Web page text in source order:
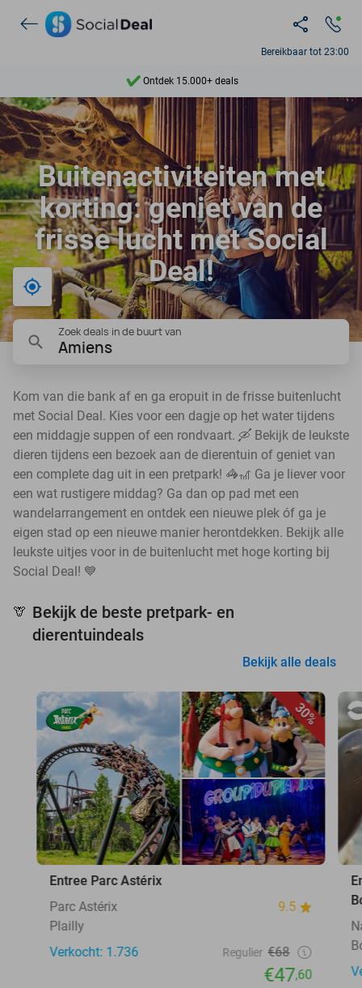
Bereikbaar tot 23:00
Ontdek 15.000+ deals
7 dagen per week beschikbaar
10+ miljoen leden
9,4
Ontdek 15.000+ deals
Buitenactiviteiten met
korting: geniet van de
frisse lucht met Social
Deal!
Bij mij in de buurt
Zoek deals in de buurt van
Amiens
Kom van die bank af en ga eropuit in de frisse buitenlucht
met Social Deal. Kies voor een dagje op het water tijdens
een middagje suppen of een rondvaart. 🛶 Bekijk de leukste
dieren tijdens een bezoek aan de dierentuin of geniet van
een complete dag uit in een pretpark! 🦓🎢 Ga je liever voor
een wat rustigere middag? Ga dan op pad met een
wandelarrangement en ontdek een nieuwe plek óf ga je
eigen stad op een nieuwe manier herontdekken. Bekijk alle
leukste uitjes voor in de buitenlucht met hoge korting bij
Social Deal! 💙
🦒 Bekijk de beste pretpark- en
dierentuindeals
Bekijk alle deals
30%
Entree Parc Astérix
Parc Astérix
9.5
Plailly
Verkocht: 1.736
Regulier €68
€47,60